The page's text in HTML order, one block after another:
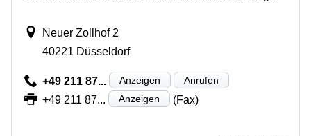
Neuer Zollhof 2
40221 Düsseldorf
+49 211 87... Anzeigen Anrufen
+49 211 87... Anzeigen (Fax)